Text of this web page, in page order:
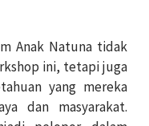
Anak Natuna tidak
ini, tetapi juga
yang mereka
dan masyarakat.